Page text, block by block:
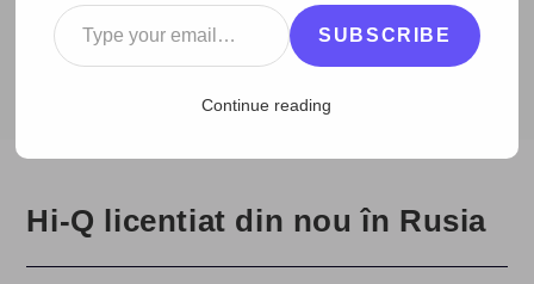
BLOG
2010 > October > 7 > Stiri Hi-Q licentiat din nou în Rusia
Hi-Q licentiat din nou în Rusia
SUBSCRIBE
Continue reading